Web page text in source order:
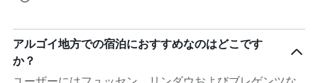
アルゴイ地方での宿泊におすすめなのはどこです
か？